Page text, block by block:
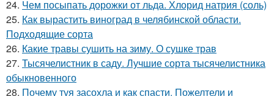
24. Чем посыпать дорожки от льда. Хлорид натрия (соль)
25. Как вырастить виноград в челябинской области.
Подходящие сорта
26. Какие травы сушить на зиму. О сушке трав
27. Тысячелистник в саду. Лучшие сорта тысячелистника
обыкновенного
28. Почему туя засохла и как спасти. Пожелтели и